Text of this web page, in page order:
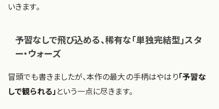
いきます。
予習なしで飛び込める、稀有な「単独完結型」スタ
ー・ウォーズ
冒頭でも書きましたが、本作の最大の手柄はやはり「予習な
しで観られる」 という一点に尽きます。